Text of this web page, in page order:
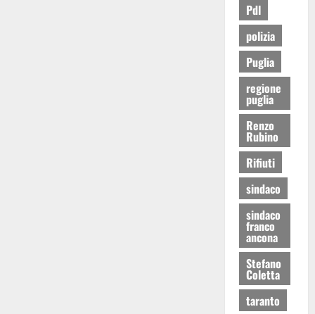
Pdl
polizia
Puglia
regione
puglia
Renzo
Rubino
Rifiuti
sindaco
sindaco
franco
ancona
Stefano
Coletta
taranto